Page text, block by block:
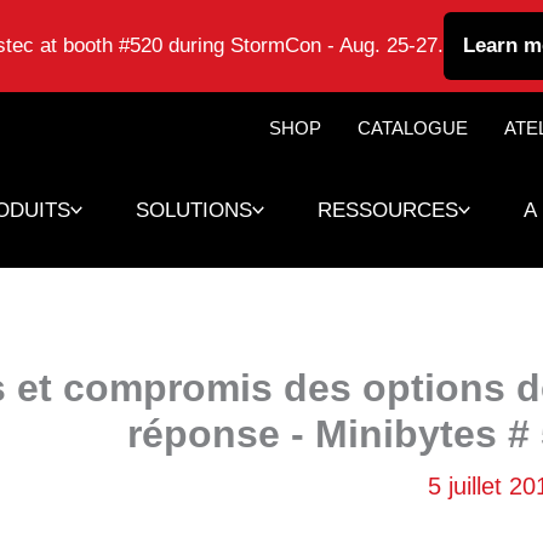
SHOP CATALOGUE
SOLUTIONS RESSOURCES A
et compromis des options
réponse - Minibytes #
5 juillet
at booth #520 during StormCon - Aug. 25-27. Learn